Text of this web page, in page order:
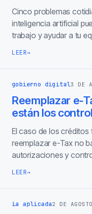
Cinco problemas
inteligencia artificial
trabajo y ayudar a tu
LEER→
gobierno digital3 DE
Reemplazar e-
están los
El caso de los créditos
reemplazar e-Tax no
autorizaciones y
LEER→
ia aplicada2 DE